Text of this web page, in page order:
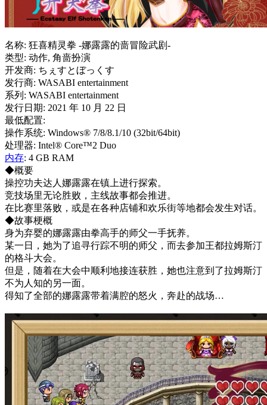
名称: 狂喜精灵拳 -娜露露的啬冒险武剧-
类型: 动作, 角啬扮演
开发商: ちぇすとぼっくす
发行商: WASABI entertainment
系列: WASABI entertainment
发行日期: 2021 年 10 月 22 日
最低配置:
操作系统: Windows® 7/8/8.1/10 (32bit/64bit)
处理器: Intel® Core™2 Duo
内存: 4 GB RAM
◆概要
操控功夫达人娜露露在镇上进行探索。
竞技场里无论胜败，主线故事都会推进。
在比赛里落败，或是在各种店铺和欢乐街等地都会发生对话。
◆故事梗概
身为弃婴的娜露露由拳高手的师父一手抚养。
某一日，她为了追寻行踪不明的师父，而去参加王都拉姆斯汀
的格斗大会。
但是，随着在大会中顺利地接连获胜，她也注意到了拉姆斯汀
不为人知的另一面。
得知了全部的娜露露带着满腔的怒火，奔赴的战场…